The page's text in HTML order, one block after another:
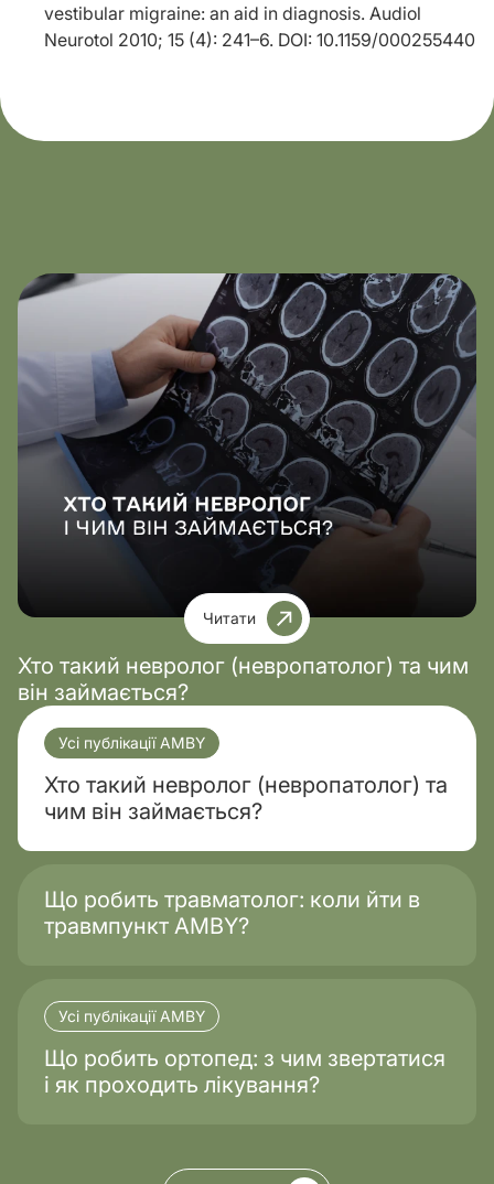
vestibular migraine: an aid in diagnosis. Audiol
Neurotol 2010; 15 (4): 241–6. DOI: 10.1159/000255440
Читати
Хто такий невролог (невропатолог) та чим
він займається?
Усі публікації AMBY
Хто такий невролог (невропатолог) та
чим він займається?
Що робить травматолог: коли йти в
травмпункт AMBY?
Усі публікації AMBY
Що робить ортопед: з чим звертатися
і як проходить лікування?